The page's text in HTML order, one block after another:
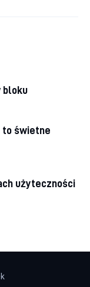
bloku
to świetne
użyteczności